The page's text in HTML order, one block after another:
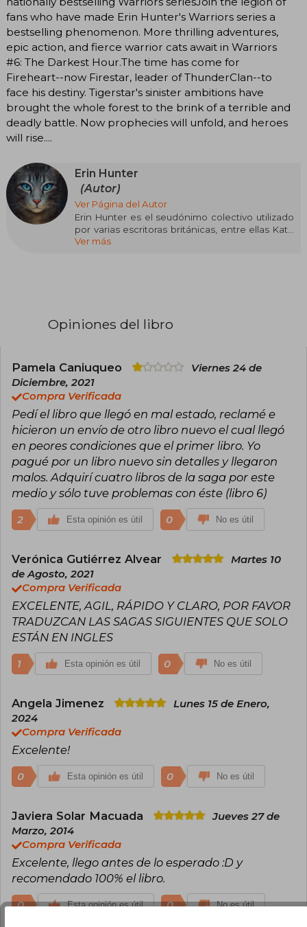
fans who have made Erin Hunter's Warriors series a
bestselling phenomenon. More thrilling adventures,
epic action, and fierce warrior cats await in Warriors
#6: The Darkest Hour.The time has come for
Fireheart--now Firestar, leader of ThunderClan--to
face his destiny. Tigerstar's sinister ambitions have
brought the whole forest to the brink of a terrible and
deadly battle. Now prophecies will unfold, and heroes
will rise....
Erin Hunter
(Autor)
Ver Página del Autor
Erin Hunter es el seudónimo colectivo utilizado
por varias escritoras británicas, entre ellas Kate
Cary, Cherith Baldry, Tui Sutherland y bajo la
supervivencia. La marca “Erin Hunter” se ha
Su obra más emblemática es Los Gatos
Guerreros, serie que ha alcanzado un notable
éxito internacional y que se ha traducido a
múltiples idiomas. Con una narración ágil y un
trasfondo cargado de valores como la amistad,
la valentía y el sentido de comunidad, los libros
han consolidado a Erin Hunter como referente
indiscutible de la literatura juvenil de fantasía
animal.
Ver más
Opiniones del libro
Pamela Caniuqueo
Viernes 24 de
Diciembre, 2021
Compra Verificada
Pedí el libro que llegó en mal estado, reclamé e
hicieron un envío de otro libro nuevo el cual llegó
en peores condiciones que el primer libro. Yo
pagué por un libro nuevo sin detalles y llegaron
malos. Adquirí cuatro libros de la saga por este
medio y sólo tuve problemas con éste (libro 6)
2 Esta opinión es útil 0 No es útil
Verónica Gutiérrez Alvear
Martes 10
de Agosto, 2021
Compra Verificada
EXCELENTE, AGIL, RÁPIDO Y CLARO, POR FAVOR
TRADUZCAN LAS SAGAS SIGUIENTES QUE SOLO
ESTÁN EN INGLES
1 Esta opinión es útil 0 No es útil
Angela Jimenez
Lunes 15 de Enero,
2024
Compra Verificada
Excelente!
0 Esta opinión es útil 0 No es útil
Javiera Solar Macuada
Jueves 27 de
Marzo, 2014
Compra Verificada
Excelente, llego antes de lo esperado :D y
recomendado 100% el libro.
0 Esta opinión es útil 0 No es útil